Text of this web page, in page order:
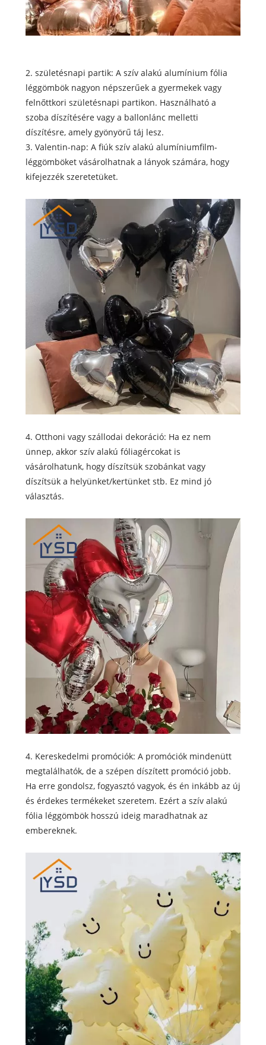
2. születésnapi partik: A szív alakú alumínium fólia
léggömbök nagyon népszerűek a gyermekek vagy
felnőttkori születésnapi partikon. Használható a
szoba díszítésére vagy a ballonlánc melletti
díszítésre, amely gyönyörű táj lesz.
3. Valentin-nap: A fiúk szív alakú alumíniumfilm-
léggömböket vásárolhatnak a lányok számára, hogy
kifejezzék szeretetüket.
4. Otthoni vagy szállodai dekoráció: Ha ez nem
ünnep, akkor szív alakú fóliagércokat is
vásárolhatunk, hogy díszítsük szobánkat vagy
díszítsük a helyünket/kertünket stb. Ez mind jó
választás.
4. Kereskedelmi promóciók: A promóciók mindenütt
megtalálhatók, de a szépen díszített promóció jobb.
Ha erre gondolsz, fogyasztó vagyok, és én inkább az új
és érdekes termékeket szeretem. Ezért a szív alakú
fólia léggömbök hosszú ideig maradhatnak az
embereknek.